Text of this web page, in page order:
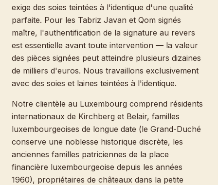
exige des soies teintées à l'identique d'une qualité
parfaite. Pour les Tabriz Javan et Qom signés
maître, l'authentification de la signature au revers
est essentielle avant toute intervention — la valeur
des pièces signées peut atteindre plusieurs dizaines
de milliers d'euros. Nous travaillons exclusivement
avec des soies et laines teintées à l'identique.
Notre clientèle au Luxembourg comprend résidents
internationaux de Kirchberg et Belair, familles
luxembourgeoises de longue date (le Grand-Duché
conserve une noblesse historique discrète, les
anciennes familles patriciennes de la place
financière luxembourgeoise depuis les années
1960), propriétaires de châteaux dans la petite